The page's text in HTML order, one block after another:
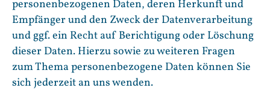
personenbezogenen Daten, deren Herkunft und
Empfänger und den Zweck der Datenverarbeitung
und ggf. ein Recht auf Berichtigung oder Löschung
dieser Daten. Hierzu sowie zu weiteren Fragen
zum Thema personenbezogene Daten können Sie
sich jederzeit an uns wenden.